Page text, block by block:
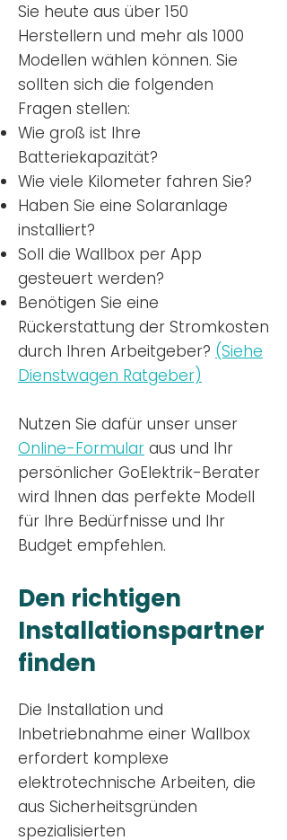
Sie heute aus über 150
Herstellern und mehr als 1000
Modellen wählen können. Sie
sollten sich die folgenden
Fragen stellen:
Wie groß ist Ihre
Batteriekapazität?
Wie viele Kilometer fahren Sie?
Haben Sie eine Solaranlage
installiert?
Soll die Wallbox per App
gesteuert werden?
Benötigen Sie eine
Rückerstattung der Stromkosten
durch Ihren Arbeitgeber? (Siehe
Dienstwagen Ratgeber)
Nutzen Sie dafür unser unser
Online-Formular aus und Ihr
persönlicher GoElektrik-Berater
wird Ihnen das perfekte Modell
für Ihre Bedürfnisse und Ihr
Budget empfehlen.
Den richtigen
Installationspartner
finden
Die Installation und
Inbetriebnahme einer Wallbox
erfordert komplexe
elektrotechnische Arbeiten, die
aus Sicherheitsgründen
spezialisierten